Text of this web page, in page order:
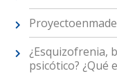
¿Esquizofrenia,
psicótico? ¿Qué